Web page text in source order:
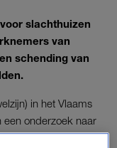
slachthuizen
van
schending van
in het Vlaams
onderzoek naar